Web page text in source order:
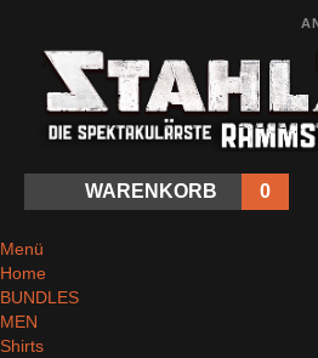
WARENKORB 0
Menü
Home
BUNDLES
MEN
Shirts